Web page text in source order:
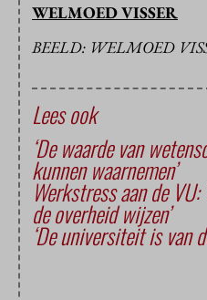
WELMOED VISSER
BEELD: WELMOED
Lees ook
‘De waarde van
kunnen waarnemen’
Werkstress aan de
de overheid wijzen’
‘De universiteit is van